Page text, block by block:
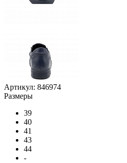
Артикул: 846974
Размеры
39
40
41
43
44
-